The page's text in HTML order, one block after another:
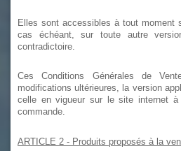
Elles sont accessibles à tout moment
cas échéant, sur toute autre
contradictoire.
Ces Conditions Générales de
modifications ultérieures, la version
celle en vigueur sur le site internet
commande.
ARTICLE 2 - Produits proposés à la